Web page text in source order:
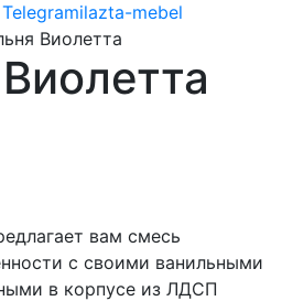
Telegramilazta-mebel
Виолетта
вам смесь
с своими ванильными
в корпусе из ЛДСП